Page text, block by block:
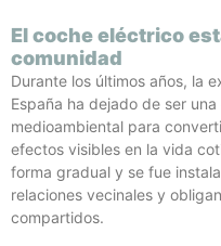
El coche eléctrico
comunidad
Durante los últimos años, la
España ha dejado de ser
medioambiental para
efectos visibles en la vida
forma gradual y se fue
relaciones vecinales y
compartidos.